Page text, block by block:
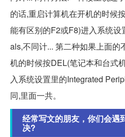
的话,重启计算机在开机的时候
能有区别的F2或F8)进入系统
als,不同计... 第二种如果上面的
机的时候按DEL(笔记本和台式
入系统设置里的Integrated
同,里面一共。
经常写文的朋友，你们会遇
决?